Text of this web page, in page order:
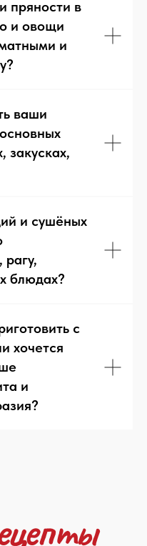
пряности в
и овощи
и
ваши
закусках,
и сушёных
блюдах?
с
хочется
и